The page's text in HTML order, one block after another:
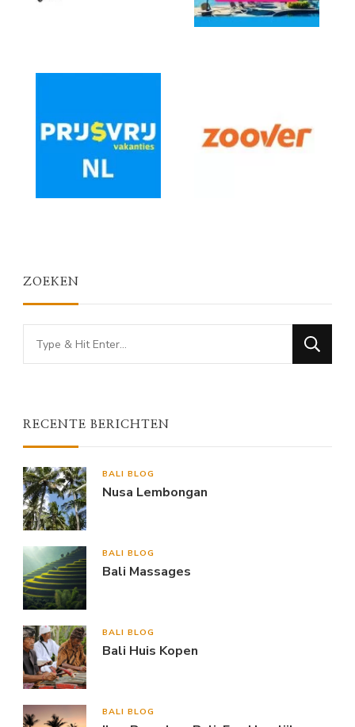
ZOEKEN
Looking
for
RECENTE BERICHTEN
BALI BLOG
Nusa Lembongan
BALI BLOG
Bali Massages
BALI BLOG
Bali Huis Kopen
BALI BLOG